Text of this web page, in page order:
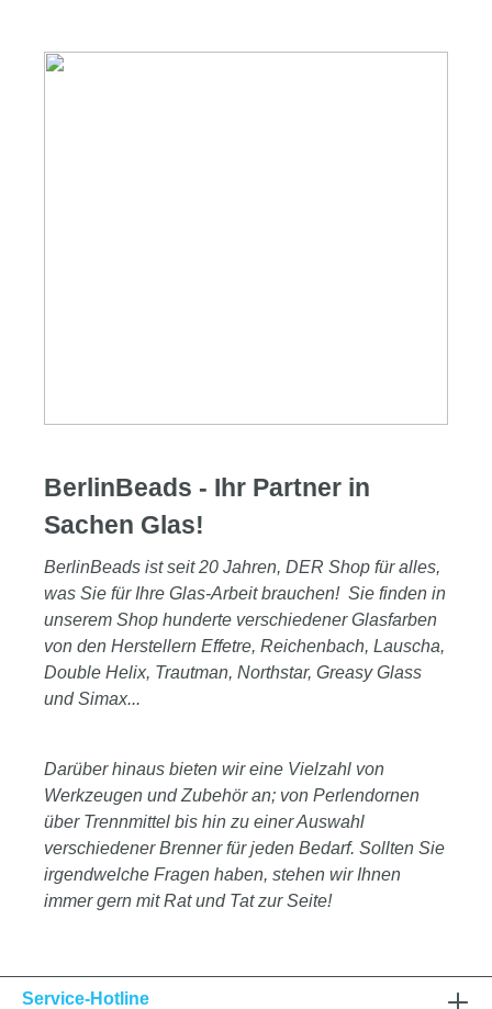
BerlinBeads - Ihr Partner in
Sachen Glas!
BerlinBeads ist seit 20 Jahren, DER Shop für alles,
was Sie für Ihre Glas-Arbeit brauchen! Sie finden in
unserem Shop hunderte verschiedener Glasfarben
von den Herstellern Effetre, Reichenbach, Lauscha,
Double Helix, Trautman, Northstar, Greasy Glass
und Simax...
Darüber hinaus bieten wir eine Vielzahl von
Werkzeugen und Zubehör an; von Perlendornen
über Trennmittel bis hin zu einer Auswahl
verschiedener Brenner für jeden Bedarf. Sollten Sie
irgendwelche Fragen haben, stehen wir Ihnen
immer gern mit Rat und Tat zur Seite!
Service-Hotline